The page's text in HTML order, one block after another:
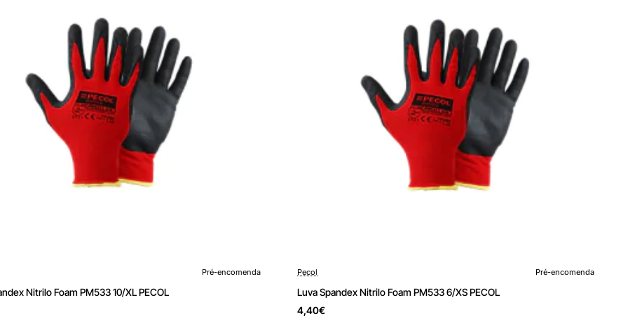
Pré-encomenda
Nitrilo Foam PM533 10/XL PECOL
Pré-encomenda
Pecol Pré-encomenda
Luva Spandex Nitrilo Foam PM533 6/XS PECOL
4,40€